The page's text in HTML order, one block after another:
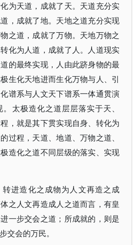
为天道，成就了天。天道充分实
，成就了地。天地之道充分实现
之道，成就了万物。天地万物之
化为人道，成就了人。人道现实
的最终实现，人由此跻身物的最
生化天地进而生化万物与人、引
谱系与人文天下谱系一体通贯演
太极造化之道层层落实于天、
，就是其下贯实现自身、转化为
过程，天道、地道、万物之道、
造化之道不同层级的落实、实现
进造化之成物为人文再造之成
之人文再造成人之道而言，有皇
一步交会之道；所成就的，则是
交会的万民。